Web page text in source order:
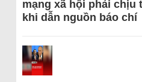
mạng xã hội phải chịu
khi dẫn nguồn báo chí